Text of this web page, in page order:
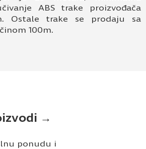
ABS trake proizvođača
Ostale trake se prodaju sa
100m.
→
ponudu i